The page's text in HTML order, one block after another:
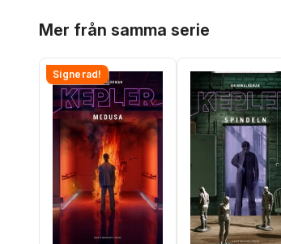
Mer från samma serie
Signerad!